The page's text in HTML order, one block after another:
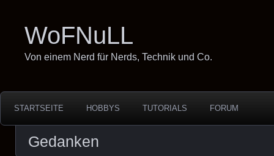
WoFNuLL
Von einem Nerd für Nerds, Technik und Co.
STARTSEITE HOBBYS TUTORIALS FORUM
Gedanken